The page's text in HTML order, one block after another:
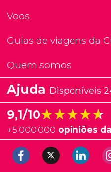
Voos
Guias de viagens da
Quem somos
Ajuda Disponíveis
9,1/10★★★★★
★★★★★
+5.000.000 opiniões